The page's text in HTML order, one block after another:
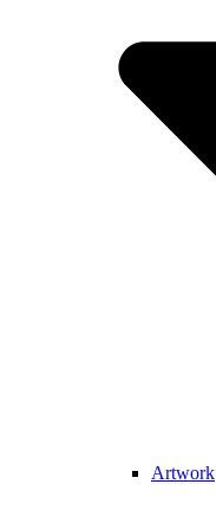
Artwork